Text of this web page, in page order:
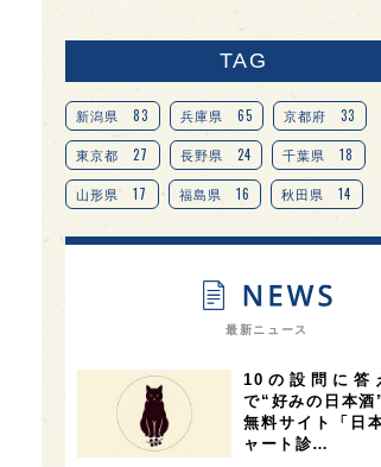
TAG
新潟県 83 兵庫県 65 京都府 33
東京都 27 長野県 24 千葉県 18
山形県 17 福島県 16 秋田県 14
愛知県 14 宮城県 14 岐阜県 13
オピニオンリーダーの視点 9
奈良県 滋賀県 7
富山県 6 フランス 6 高知県 5
最新ニュース
10の設問に答
で“好みの日本酒
無料サイト「日
ャート診…